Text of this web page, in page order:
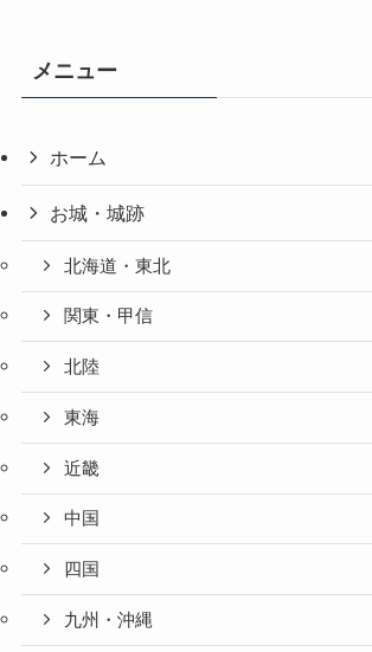
メニュー
ホーム
お城・城跡
北海道・東北
関東・甲信
北陸
東海
近畿
中国
四国
九州・沖縄